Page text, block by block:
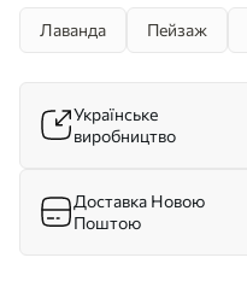
Лаванда Пейзаж
Українське
виробництво
Доставка Новою
Поштою